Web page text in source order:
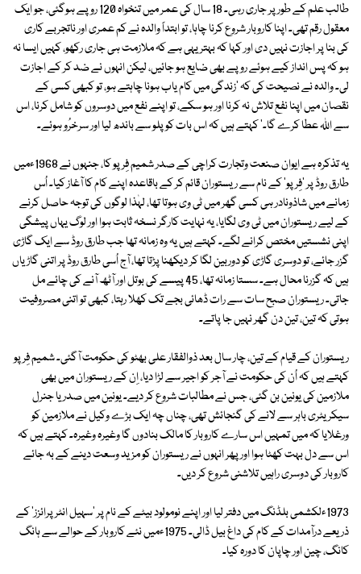
طالب علم کے طور پر جاری رہی۔ 18 سال کی عمر میں تنخواہ 120 روپے ہوگئی، جو ایک
معقول رقم تھی۔ اپنا کاروبار شروع کرنا چاہا، تو ابتداً والدہ نے کم عمری اور ناتجربے کاری
کی بنا پر اجازت نہیں دی اور کہا کہ بہتر یہی ہے کہ ملازمت ہی جاری رکھو، کہیں ایسا نہ
ہو کہ پس انداز کیے ہوئے روپے بھی ضایع ہو جائیں، لیکن انہوں نے ضد کر کے اجازت
لی۔ والدہ نے نصیحت کی کہ 'زندگی میں کام یاب ہونا چاہتے ہو، تو کبھی کسی کے
نقصان میں اپنا نفع تلاش نہ کرنا اور ہو سکے، تو اپنے نفع میں دوسروں کو شامل کرنا، اس
سے اللہ عطا کرے گا۔' کہتے ہیں کہ اس بات کو پلو سے باندھ لیا اور سرخرُو ہوئے۔
یہ تذکرہ ہے ایوان صنعت وتجارت کراچی کے صدر شمیم فِرپو کا، جنہوں نے 1968ءمیں
طارق روڈ پر 'فِرپو' کے نام سے ریستوران قائم کر کے باقاعدہ اپنے کام کا آغاز کیا۔ اُس
زمانے میں شاذونادر ہی کسی گھر میں ٹی وی ہوتا تھا، لہٰذا لوگوں کی توجہ حاصل کرنے
کے لیے ریستوران میں ٹی وی لگایا، یہ نہایت کارگر نسخہ ثابت ہوا اور لوگ یہاں پیشگی
اپنی نشستیں مختص کرانے لگے۔ کہتے ہیں یہ وہ زمانہ تھا جب طارق روڈ سے ایک گاڑی
گزر جائے، تو دوسری گاڑی کو دوربین لگا کر دیکھنا پڑتا تھا، آج اُسی طارق روڈ پر اتنی گاڑیاں
ہیں کہ گزرنا محال ہے۔ سستا زمانہ تھا، 45 پیسے کی بوتل اور آٹھ آنے کی چائے مل
جاتی۔ ریستوران صبح سات سے رات ڈھائی بجے تک کھلا رہتا، کبھی تو اتنی مصروفیت
ہوتی کہ تین، تین دن گھر نہیں جا پاتے۔
ریستوران کے قیام کے تین، چار سال بعد ذوالفقار علی بھٹو کی حکومت آگئی۔ شمیم فِرپو
کہتے ہیں کہ اُن کی حکومت نے آجر کو اجیر سے لڑا دیا، اِن کے ریستوران میں بھی
ملازمین کی یونین بن گئی، جس نے مطالبات شروع کر دیے۔ یونین میں صدر یا جنرل
سیکریٹری باہر سے لانے کی گنجائش تھی، چناں چہ ایک بڑے وکیل نے ملازمین کو
ورغلایا کہ میں تمہیں اس سارے کاروبار کا مالک بنادوں گا وغیرہ وغیرہ۔ کہتے ہیں کہ
اس سے دل بہت کھٹا ہوا اور پھر انہوں نے ریستوران کو مزید وسعت دینے کے بہ جائے
کاروبار کی دوسری راہیں تلاشنی شروع کر دیں۔
1973ءلکشمی بلڈنگ میں دفتر لیا اور اپنے نومولود بیٹے کے نام پر 'سہیل انٹر پرائزز' کے
ذریعے درآمدات کے کام کی داغ بیل ڈالی۔ 1975ءمیں نئے کاروبار کے حوالے سے ہانگ
کانگ، چین اور چاپان کا دورہ کیا۔